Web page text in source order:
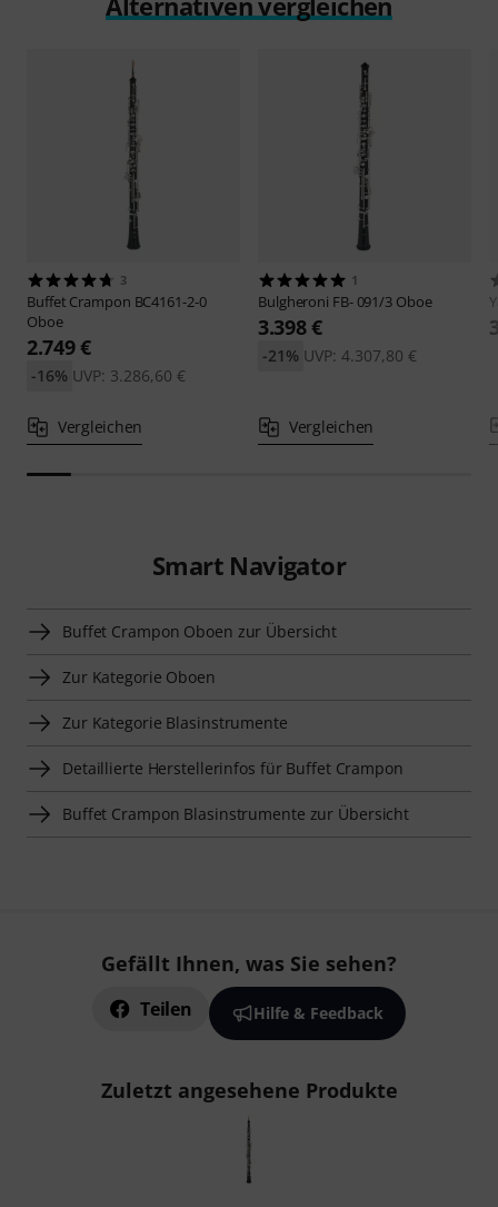
3
Buffet Crampon BC4161-2-0
Oboe
2.749 €
UVP: 3.286,60 €
-16%
Vergleichen
1
Bulgheroni FB- 091/3 Oboe
3.398 €
UVP: 4.307,80 €
-21%
Vergleichen
Smart Navigator
Buffet Crampon Oboen zur Übersicht
Zur Kategorie Oboen
Zur Kategorie Blasinstrumente
Detaillierte Herstellerinfos für Buffet Crampon
Buffet Crampon Blasinstrumente zur Übersicht
Gefällt Ihnen, was Sie sehen?
Teilen Hilfe & Feedback
Zuletzt angesehene Produkte